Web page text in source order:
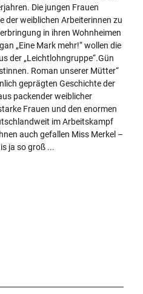
Die jungen Frauen
der weiblichen Arbeiterinnen zu
in ihren Wohnheimen
„Eine Mark mehr!“ wollen die
der „Leichtlohngruppe“.Gün
Roman unserer Mütter“
geprägten Geschichte der
packender weiblicher
Frauen und den enormen
im Arbeitskampf
auch gefallen Miss Merkel –
ja so groß ...